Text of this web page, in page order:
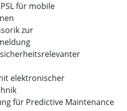
für mobile
zur
elektronischer
für Predictive Maintenance